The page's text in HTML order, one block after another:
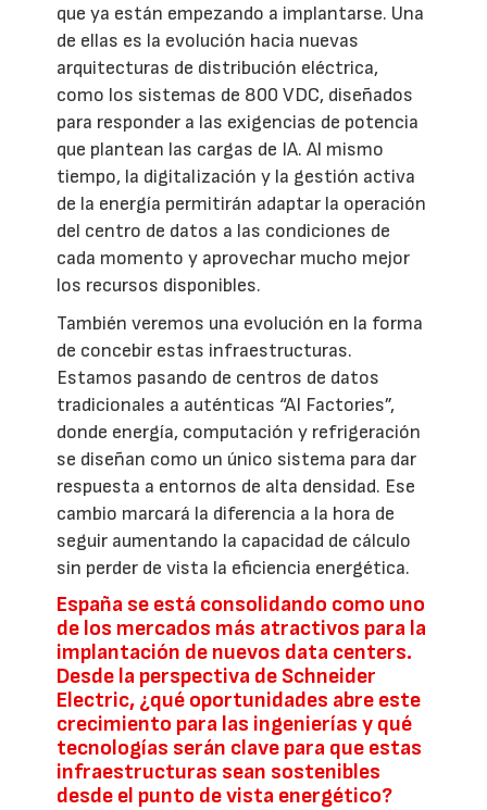
que ya están empezando a implantarse. Una
de ellas es la evolución hacia nuevas
arquitecturas de distribución eléctrica,
como los sistemas de 800 VDC, diseñados
para responder a las exigencias de potencia
que plantean las cargas de IA. Al mismo
tiempo, la digitalización y la gestión activa
de la energía permitirán adaptar la operación
del centro de datos a las condiciones de
cada momento y aprovechar mucho mejor
los recursos disponibles.
También veremos una evolución en la forma
de concebir estas infraestructuras.
Estamos pasando de centros de datos
tradicionales a auténticas “AI Factories”,
donde energía, computación y refrigeración
se diseñan como un único sistema para dar
respuesta a entornos de alta densidad. Ese
cambio marcará la diferencia a la hora de
seguir aumentando la capacidad de cálculo
sin perder de vista la eficiencia energética.
España se está consolidando como uno
de los mercados más atractivos para la
implantación de nuevos data centers.
Desde la perspectiva de Schneider
Electric, ¿qué oportunidades abre este
crecimiento para las ingenierías y qué
tecnologías serán clave para que estas
infraestructuras sean sostenibles
desde el punto de vista energético?